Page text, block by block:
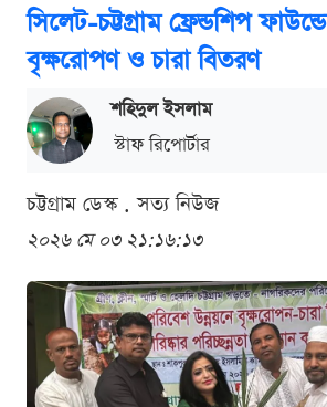
সিলেট-চট্টগ্রাম ফ্রেন্ডশিপ
বৃক্ষরোপণ ও চারা বিতরণ
শ‌হিদুল ইসলাম
স্টাফ রিপোর্টার
চট্টগ্রাম ডেস্ক . সত্য নিউজ
২০২৬ মে ০৩ ২১:১৬:১৩